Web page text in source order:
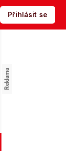
Přihlásit se
Trump